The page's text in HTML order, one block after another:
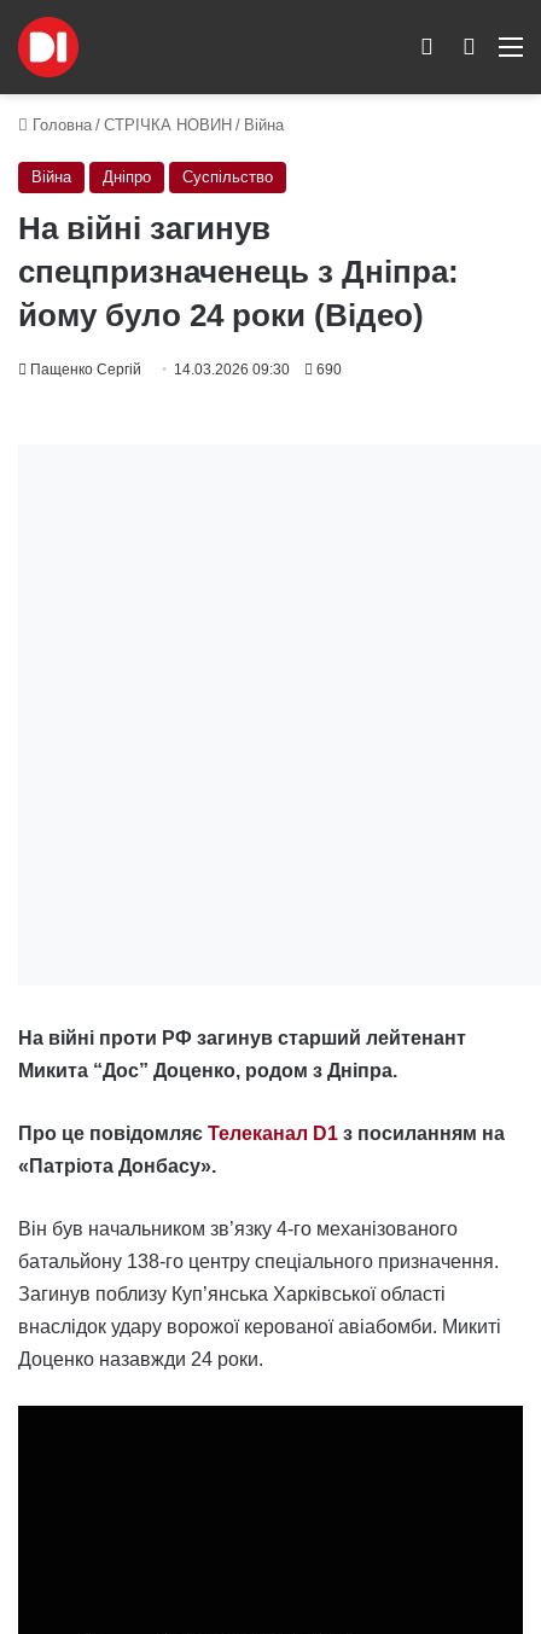
Пошук
Switch skin
Головна / СТРІЧКА НОВИН / Війна
Війна Дніпро Суспільство
На війні загинув
спецпризначенець з Дніпра:
йому було 24 роки (Відео)
Пащенко Сергій 14.03.2026 09:30 690
На війні проти РФ загинув старший лейтенант
Микита “Дос” Доценко, родом з Дніпра.
Про це повідомляє Телеканал D1 з посиланням на
«Патріота Донбасу».
Він був начальником зв’язку 4-го механізованого
батальйону 138-го центру спеціального призначення.
Загинув поблизу Куп’янська Харківської області
внаслідок удару ворожої керованої авіабомби. Микиті
Доценко назавжди 24 роки.